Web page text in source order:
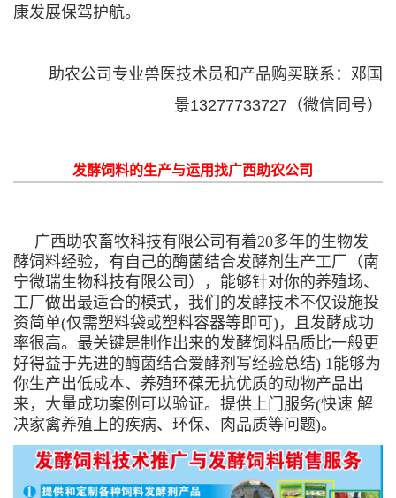
康发展保驾护航。
助农公司专业兽医技术员和产品购买联系：邓国
景13277733727（微信同号）
发酵饲料的生产与运用找广西助农公司
广西助农畜牧科技有限公司有着20多年的生物发
酵饲料经验，有自己的酶菌结合发酵剂生产工厂（南
宁微瑞生物科技有限公司），能够针对你的养殖场、
工厂做出最适合的模式，我们的发酵技术不仅设施投
资简单(仅需塑料袋或塑料容器等即可)，且发酵成功
率很高。最关键是制作出来的发酵饲料品质比一般更
好得益于先进的酶菌结合爱酵剂写经验总结) 1能够为
你生产出低成本、养殖环葆无抗优质的动物产品出
来，大量成功案例可以验证。提供上门服务(快速 解
决家禽养殖上的疾病、环保、肉品质等问题)。